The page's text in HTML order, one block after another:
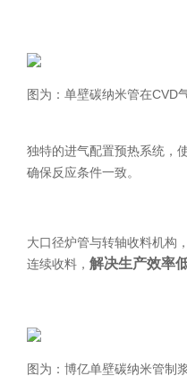
图为：单壁碳纳米管在CVD
独特的进气配置预热系统，
确保反应条件一致。
大口径炉管与转轴收料机构
连续收料， 解决生产效率
图为：博亿单壁碳纳米管制